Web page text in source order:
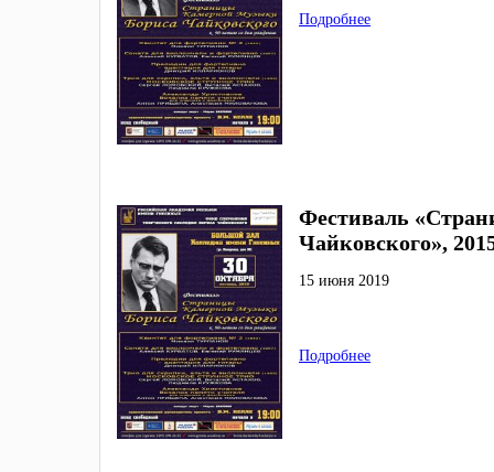
Подробнее
Фестиваль
Чайковского»,
15 июня 2019
Подробнее